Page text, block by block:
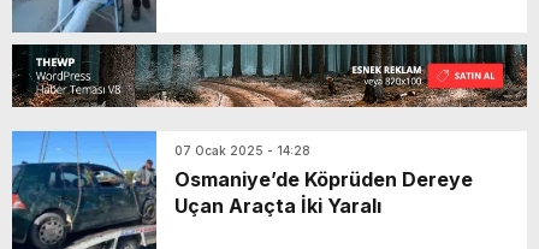
07 Ocak 2025 - 14:28
Osmaniye’de Köprüden Dereye
Uçan Araçta İki Yaralı